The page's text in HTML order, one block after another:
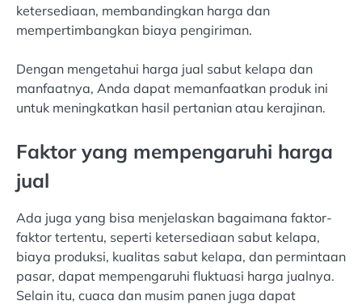
ketersediaan, membandingkan harga dan
mempertimbangkan biaya pengiriman.
Dengan mengetahui harga jual sabut kelapa dan
manfaatnya, Anda dapat memanfaatkan produk ini
untuk meningkatkan hasil pertanian atau kerajinan.
Faktor yang mempengaruhi harga
jual
Ada juga yang bisa menjelaskan bagaimana faktor-
faktor tertentu, seperti ketersediaan sabut kelapa,
biaya produksi, kualitas sabut kelapa, dan permintaan
pasar, dapat mempengaruhi fluktuasi harga jualnya.
Selain itu, cuaca dan musim panen juga dapat